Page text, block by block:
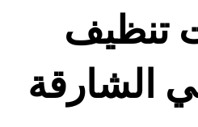
تنظيف
الشارقة